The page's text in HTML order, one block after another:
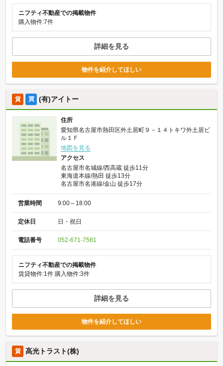
ニフティ不動産での掲載物件
購入物件:7件
詳細を見る
物件を紹介してほしい
賃 買 (有)アイトー
住所
愛知県名古屋市熱田区外土居町９－１４トキワ外土居ビ
ル１Ｆ
地図を見る
アクセス
名古屋市名城線/西高蔵 徒歩11分
東海道本線/熱田 徒歩13分
名古屋市名港線/金山 徒歩17分
営業時間 9:00～18:00
定休日 日・祝日
電話番号 052-671-7581
ニフティ不動産での掲載物件
賃貸物件:1件 購入物件:3件
詳細を見る
物件を紹介してほしい
賃 高光トラスト(株)